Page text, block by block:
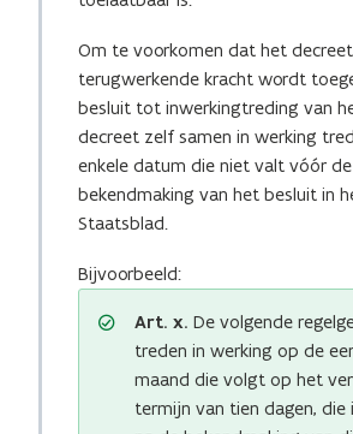
Om te voorkomen dat het
terugwerkende kracht wordt
besluit tot inwerkingtreding van
decreet zelf samen in werking
enkele datum die niet valt vóór
bekendmaking van het besluit in
Staatsblad.
Bijvoorbeeld:
Art. x. De volgende
treden in werking op de
maand die volgt op het
termijn van tien dagen,